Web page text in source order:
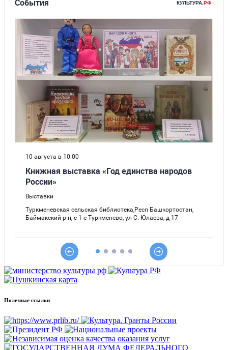
Полезные ссылки